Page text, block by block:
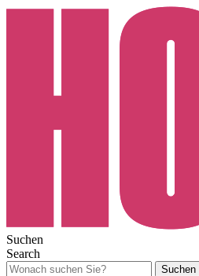
Suchen
Search
Suchen